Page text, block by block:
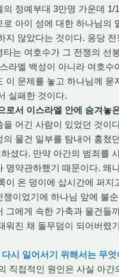
정예부대 3만명 가운데
로 아이 성에 대한 하나님의
지 않았다는 것이다. 응당
타는 여호수가 그 전쟁의 선
라엘 백성이 아니라 여호
이 문제를 놓고 하나님께
실패한 것이다.
로서 이스라엘 안에 숨겨놓
어긴 사람이 있었던 것이
물건 일부를 탐내어 훔쳤
셨다. 만약 아간의 범죄를
명약관하했기 때문이다. 왜
이 온 덩이에 삽시간에 퍼
쟁이었기에 하나님 앞에 불
그에게 속한 가축과 물건들
워진 채 돌무덤이 되어버렸
시 일어서기 위해서는 무
직접적인 원인은 사실 아